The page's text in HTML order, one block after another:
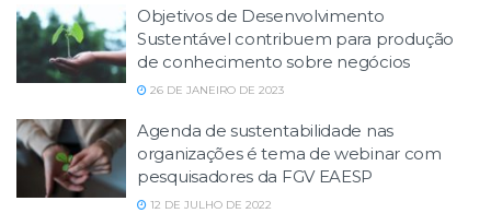
Objetivos de Desenvolvimento
Sustentável contribuem para produção
de conhecimento sobre negócios
26 DE JANEIRO DE 2023
Agenda de sustentabilidade nas
organizações é tema de webinar com
pesquisadores da FGV EAESP
12 DE JULHO DE 2022